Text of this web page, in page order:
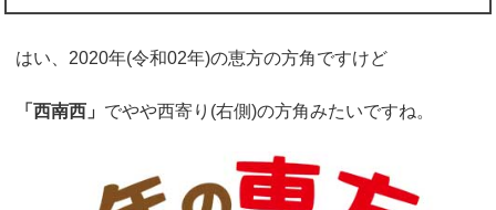
はい、2020年(令和02年)の恵方の方角ですけど
「西南西」 でやや西寄り(右側)の方角みたいですね。